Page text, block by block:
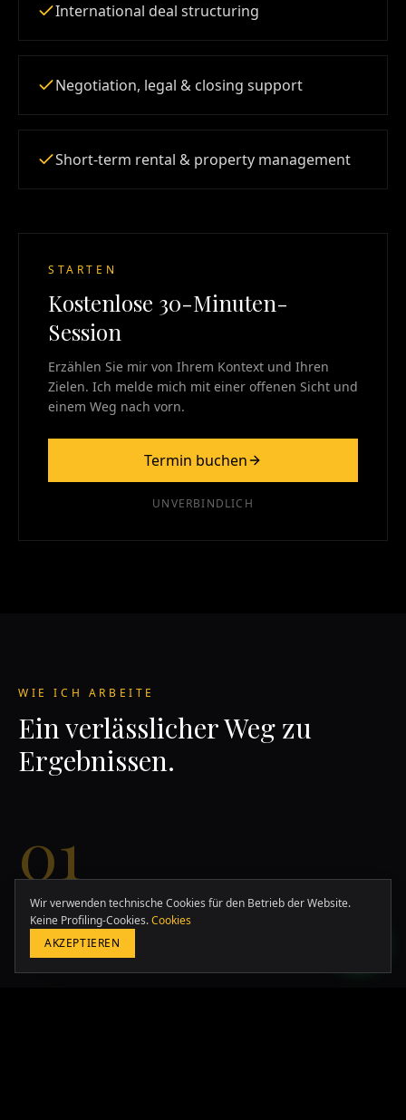
International deal structuring
Negotiation, legal & closing support
Short-term rental & property management
STARTEN
Kostenlose 30-Minuten-
Session
Erzählen Sie mir von Ihrem Kontext und Ihren
Zielen. Ich melde mich mit einer offenen Sicht und
einem Weg nach vorn.
Termin buchen
UNVERBINDLICH
WIE ICH ARBEITE
Ein verlässlicher Weg zu
Ergebnissen.
01
Discovery
Tiefenanalyse von Kontext, Zielen und kritischen Themen.
02
LATAM & USA
+51 964 243 686
Wir verwenden technische Cookies für den Betrieb der Website.
Keine Profiling-Cookies.Cookies
AKZEPTIEREN